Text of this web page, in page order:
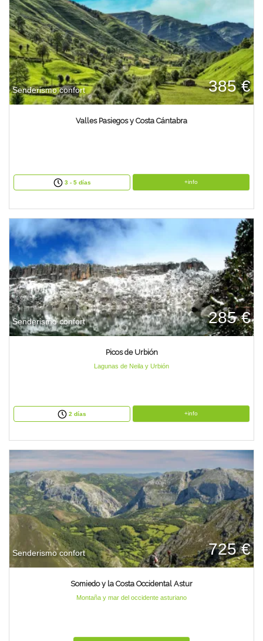
Senderismo confort 385 €
Valles Pasiegos y Costa Cántabra
3 - 5 días +info
Senderismo confort 285 €
Picos de Urbión
Lagunas de Neila y Urbión
2 días +info
Senderismo confort 725 €
Somiedo y la Costa Occidental Astur
Montaña y mar del occidente asturiano